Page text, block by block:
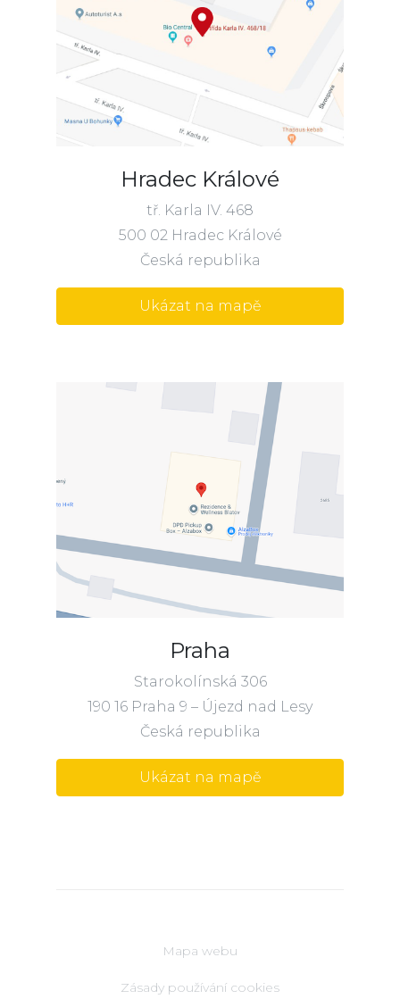
Hradec Králové
tř. Karla IV. 468
500 02 Hradec Králové
Česká republika
Ukázat na mapě
Praha
Starokolínská 306
190 16 Praha 9 – Újezd nad Lesy
Česká republika
Ukázat na mapě
Mapa webu
Zásady používání cookies